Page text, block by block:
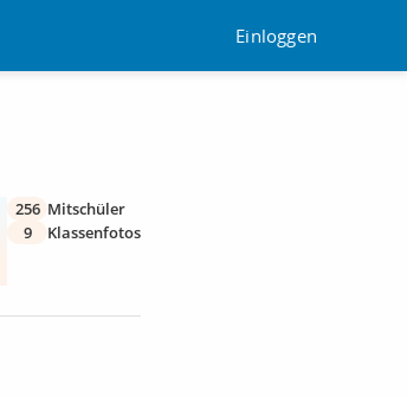
Einloggen
256 Mitschüler
9
Klassenfotos